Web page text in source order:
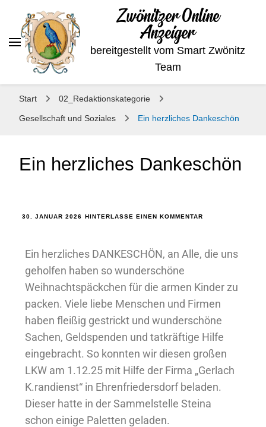
Zwönitzer Online
Anzeiger
bereitgestellt vom Smart Zwönitz
Team
Start 02_Redaktionskategorie
Gesellschaft und Soziales Ein herzliches Dankeschön
Ein herzliches Dankeschön
30. JANUAR 2026 HINTERLASSE EINEN KOMMENTAR
Ein herzliches DANKESCHÖN, an Alle, die uns
geholfen haben so wunderschöne
Weihnachtspäckchen für die armen Kinder zu
packen. Viele liebe Menschen und Firmen
haben fleißig gestrickt und wunderschöne
Sachen, Geldspenden und tatkräftige Hilfe
eingebracht. So konnten wir diesen großen
LKW am 1.12.25 mit Hilfe der Firma „Gerlach
K.randienst“ in Ehrenfriedersdorf beladen.
Dieser hatte in der Sammelstelle Steina
schon einige Paletten geladen.